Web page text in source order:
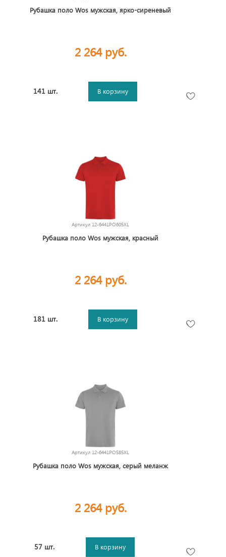
Рубашка поло Wos мужская, ярко-сиреневый
2 264 руб.
141 шт. В корзину
Артикул 12-6441PO605XL
Рубашка поло Wos мужская, красный
2 264 руб.
181 шт. В корзину
Артикул 12-6441PO585XL
Рубашка поло Wos мужская, серый меланж
2 264 руб.
57 шт. В корзину